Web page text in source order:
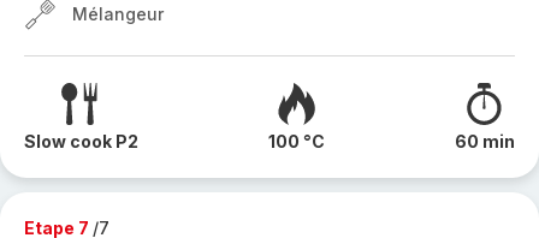
Mélangeur
Slow cook P2 100 °C 60 min
Etape 7 /7